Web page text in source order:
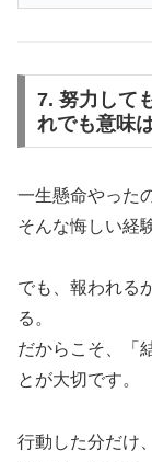
7. 努力して
れでも意味
一生懸命やった
そんな悔しい経
でも、報われる
る。
だからこそ、「
とが大切です。
行動した分だけ